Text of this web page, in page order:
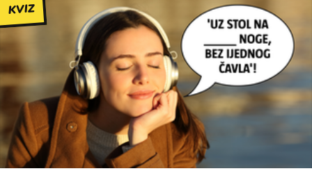
KVIZ